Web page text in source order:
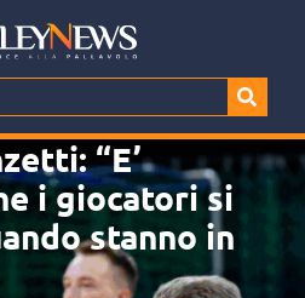
“E’
i giocatori si
stanno in